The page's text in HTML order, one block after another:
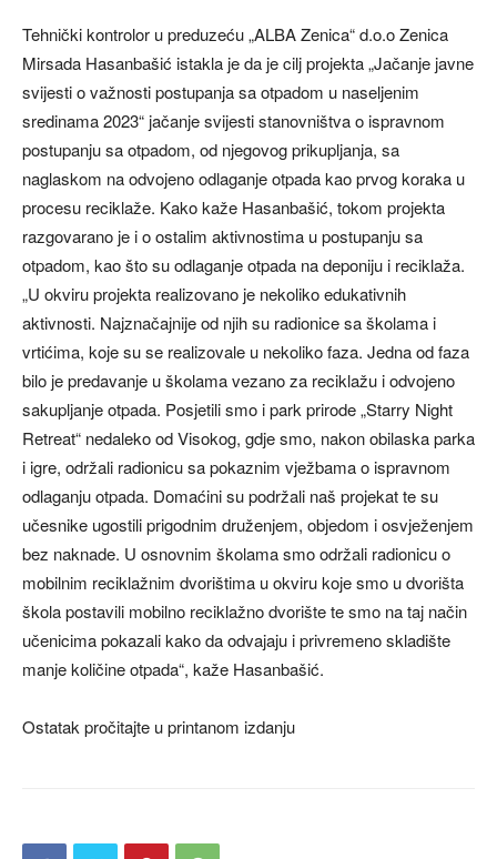
Tehnički kontrolor u preduzeću „ALBA Zenica“ d.o.o Zenica
Mirsada Hasanbašić istakla je da je cilj projekta „Jačanje javne
svijesti o važnosti postupanja sa otpadom u naseljenim
sredinama 2023“ jačanje svijesti stanovništva o ispravnom
postupanju sa otpadom, od njegovog prikupljanja, sa
naglaskom na odvojeno odlaganje otpada kao prvog koraka u
procesu reciklaže. Kako kaže Hasanbašić, tokom projekta
razgovarano je i o ostalim aktivnostima u postupanju sa
otpadom, kao što su odlaganje otpada na deponiju i reciklaža.
„U okviru projekta realizovano je nekoliko edukativnih
aktivnosti. Najznačajnije od njih su radionice sa školama i
vrtićima, koje su se realizovale u nekoliko faza. Jedna od faza
bilo je predavanje u školama vezano za reciklažu i odvojeno
sakupljanje otpada. Posjetili smo i park prirode „Starry Night
Retreat“ nedaleko od Visokog, gdje smo, nakon obilaska parka
i igre, održali radionicu sa pokaznim vježbama o ispravnom
odlaganju otpada. Domaćini su podržali naš projekat te su
učesnike ugostili prigodnim druženjem, objedom i osvježenjem
bez naknade. U osnovnim školama smo održali radionicu o
mobilnim reciklažnim dvorištima u okviru koje smo u dvorišta
škola postavili mobilno reciklažno dvorište te smo na taj način
učenicima pokazali kako da odvajaju i privremeno skladište
manje količine otpada“, kaže Hasanbašić.
Ostatak pročitajte u printanom izdanju